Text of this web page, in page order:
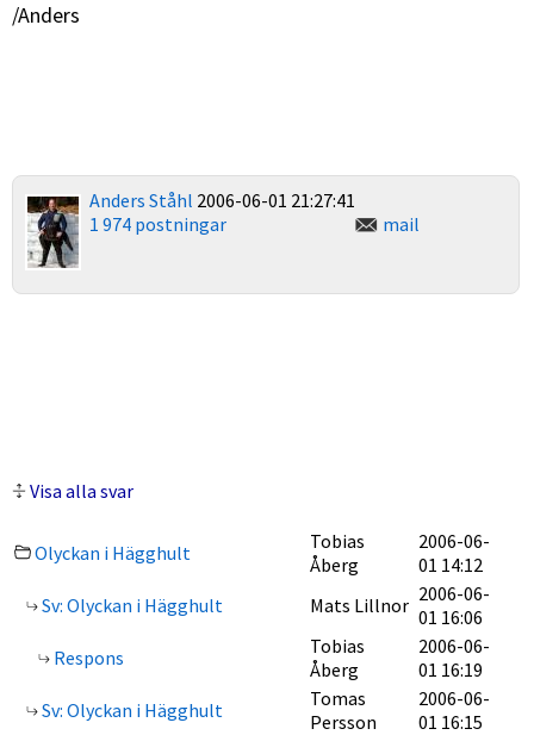
/Anders
Anders Ståhl 2006-06-01 21:27:41
1 974 postningar
mail
Visa alla svar
Olyckan i Hägghult
Tobias
Åberg
2006-06-
01 14:12
Sv: Olyckan i Hägghult
Mats Lillnor 2006-06-
01 16:06
Respons
Tobias
Åberg
2006-06-
01 16:19
Sv: Olyckan i Hägghult
Tomas
Persson
2006-06-
01 16:15